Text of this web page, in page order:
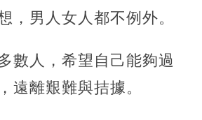
，男人女人都不例外。
數人，希望自己能夠過
遠離艱難與拮據。